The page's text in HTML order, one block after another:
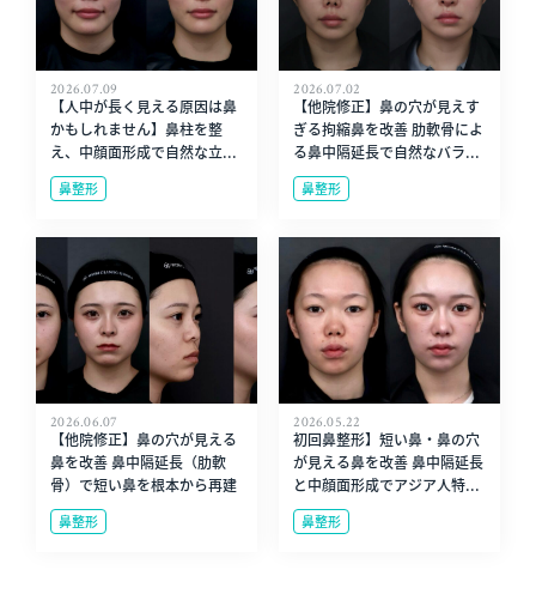
2026.07.09
【人中が長く見える原因は鼻
かもしれません】鼻柱を整
え、中顔面形成で自然な立...
鼻整形
2026.07.02
【他院修正】鼻の穴が見えす
ぎる拘縮鼻を改善 肋軟骨によ
る鼻中隔延長で自然なバラ...
鼻整形
2026.06.07
【他院修正】鼻の穴が見える
鼻を改善 鼻中隔延長（肋軟
骨）で短い鼻を根本から再建
鼻整形
2026.05.22
初回鼻整形】短い鼻・鼻の穴
が見える鼻を改善 鼻中隔延長
と中顔面形成でアジア人特...
鼻整形